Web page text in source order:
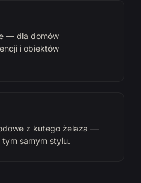
— dla domów
i obiektów
z kutego żelaza —
tym samym stylu.